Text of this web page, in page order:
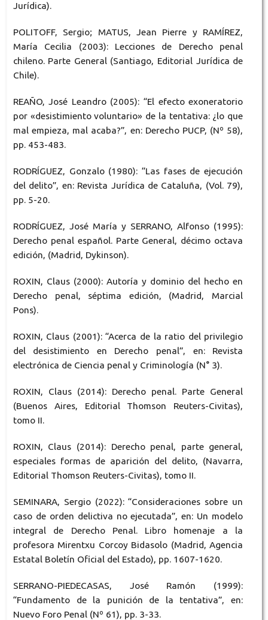
Jurídica).
POLITOFF, Sergio; MATUS, Jean Pierre y RAMÍREZ,
María Cecilia (2003): Lecciones de Derecho penal
chileno. Parte General (Santiago, Editorial Jurídica de
Chile).
REAÑO, José Leandro (2005): “El efecto exoneratorio
por «desistimiento voluntario» de la tentativa: ¿lo que
mal empieza, mal acaba?”, en: Derecho PUCP, (Nº 58),
pp. 453-483.
RODRÍGUEZ, Gonzalo (1980): “Las fases de ejecución
del delito”, en: Revista Jurídica de Cataluña, (Vol. 79),
pp. 5-20.
RODRÍGUEZ, José María y SERRANO, Alfonso (1995):
Derecho penal español. Parte General, décimo octava
edición, (Madrid, Dykinson).
ROXIN, Claus (2000): Autoría y dominio del hecho en
Derecho penal, séptima edición, (Madrid, Marcial
Pons).
ROXIN, Claus (2001): “Acerca de la ratio del privilegio
del desistimiento en Derecho penal”, en: Revista
electrónica de Ciencia penal y Criminología (N° 3).
ROXIN, Claus (2014): Derecho penal. Parte General
(Buenos Aires, Editorial Thomson Reuters-Civitas),
tomo II.
ROXIN, Claus (2014): Derecho penal, parte general,
especiales formas de aparición del delito, (Navarra,
Editorial Thomson Reuters-Civitas), tomo II.
SEMINARA, Sergio (2022): “Consideraciones sobre un
caso de orden delictiva no ejecutada”, en: Un modelo
integral de Derecho Penal. Libro homenaje a la
profesora Mirentxu Corcoy Bidasolo (Madrid, Agencia
Estatal Boletín Oficial del Estado), pp. 1607-1620.
SERRANO-PIEDECASAS, José Ramón (1999):
“Fundamento de la punición de la tentativa”, en:
Nuevo Foro Penal (Nº 61), pp. 3-33.